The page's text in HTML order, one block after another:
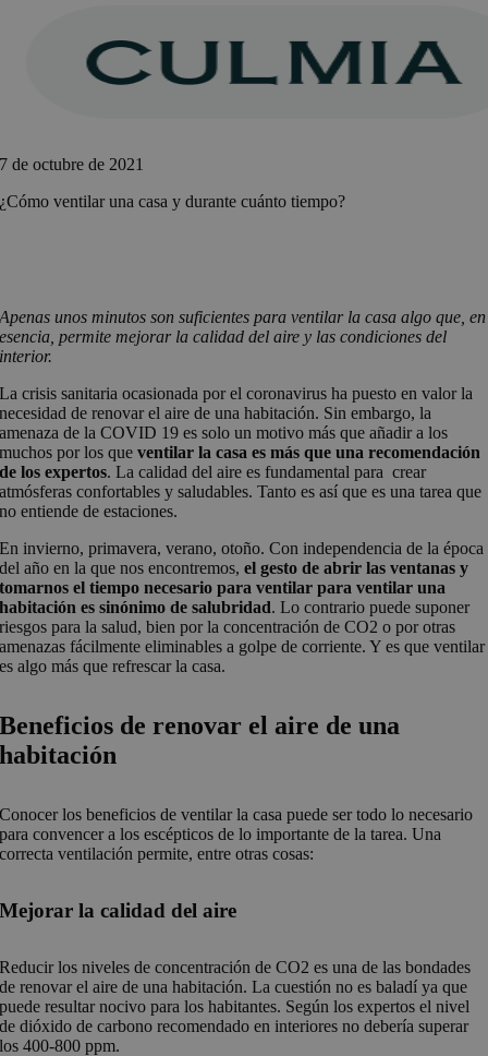
7 de octubre de 2021
¿Cómo ventilar una casa y durante cuánto tiempo?
Apenas unos minutos son suficientes para ventilar la casa algo que, en
esencia, permite mejorar la calidad del aire y las condiciones del
interior.
La crisis sanitaria ocasionada por el coronavirus ha puesto en valor la
necesidad de renovar el aire de una habitación. Sin embargo, la
amenaza de la COVID 19 es solo un motivo más que añadir a los
muchos por los queventilar la casa es más que una recomendación
de los expertos. La calidad del aire es fundamental para crear
atmósferas confortables y saludables. Tanto es así que es una tarea que
no entiende de estaciones.
En invierno, primavera, verano, otoño. Con independencia de la época
del año en la que nos encontremos,el gesto de abrir las ventanas y
tomarnos el tiempo necesario para ventilar para ventilar una
habitación es sinónimo de salubridad. Lo contrario puede suponer
riesgos para la salud, bien por la concentración de CO2 o por otras
amenazas fácilmente eliminables a golpe de corriente. Y es que ventilar
es algo más que refrescar la casa.
Beneficios de renovar el aire de una
habitación
Conocer los beneficios de ventilar la casa puede ser todo lo necesario
para convencer a los escépticos de lo importante de la tarea. Una
correcta ventilación permite, entre otras cosas:
Mejorar la calidad del aire
Reducir los niveles de concentración de CO2 es una de las bondades
de renovar el aire de una habitación. La cuestión no es baladí ya que
puede resultar nocivo para los habitantes. Según los expertos el nivel
de dióxido de carbono recomendado en interiores no debería superar
los 400-800 ppm.